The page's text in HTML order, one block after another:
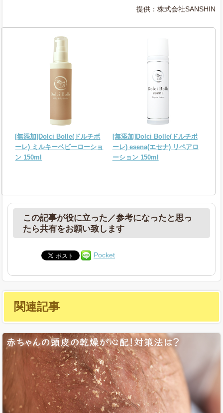
提供：株式会社SANSHIN
[無添加]Dolci Bolle(ドルチボ
ーレ) ミルキーベビーローショ
ン 150ml
[無添加]Dolci Bolle(ドルチボ
ーレ) esena(エセナ) リペアロ
ーション 150ml
この記事が役に立った／参考になったと思っ
たら共有をお願い致します
Pocket
関連記事